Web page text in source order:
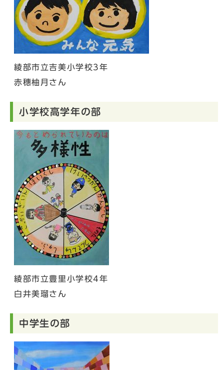
綾部市立吉美小学校3年
赤穗柚月さん
小学校高学年の部
綾部市立豊里小学校4年
白井美瑠さん
中学生の部